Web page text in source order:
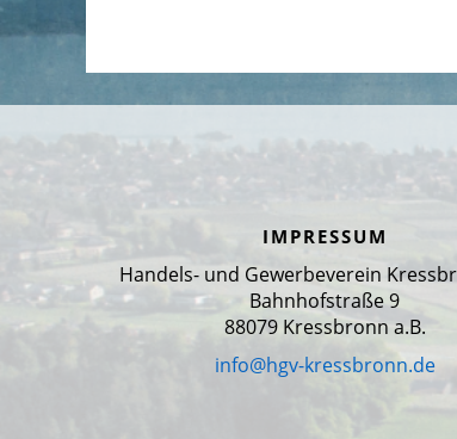
IMPRESSUM
Handels- und Gewerbeverein
Bahnhofstraße 9
88079 Kressbronn a.B.
info@hgv-kressbronn.de